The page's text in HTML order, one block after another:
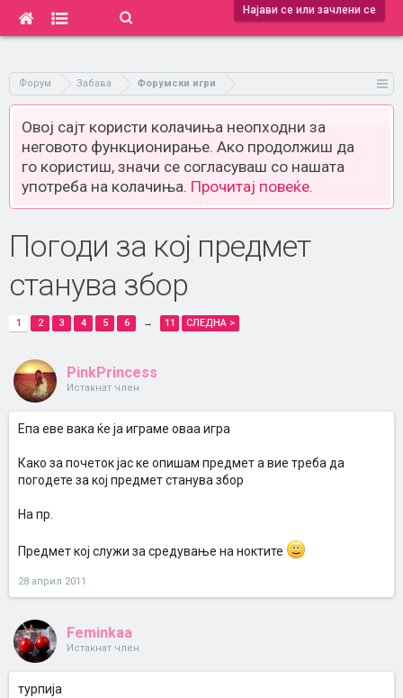
Најави се или зачлени се
Форум Забава Форумски игри
Овој сајт користи колачиња неопходни за
неговото функционирање. Ако продолжиш да
го користиш, значи се согласуваш со нашата
употреба на колачиња. Прочитај повеќе.
Погоди за кој предмет
станува збор
1 2 3 4 5 6 → 11 СЛЕДНА >
PinkPrincess
Истакнат член
Епа еве вака ќе ја играме оваа игра
Како за почеток јас ке опишам предмет а вие треба да
погодете за кој предмет станува збор
На пр.
Предмет кој служи за средување на ноктите
28 април 2011
Feminkaa
Истакнат член
турпија